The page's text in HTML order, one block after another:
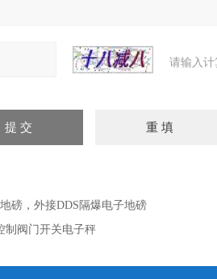
请输入
磅，外接DDS隔爆电子地磅
制阀门开关电子秤